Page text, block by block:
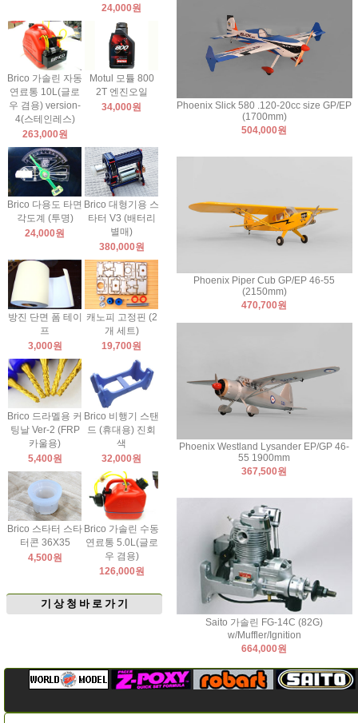
24,000원
Brico 가솔린 자동
연료통 10L(글로
우 겸용) version-
4(스테인레스)
263,000원
Motul 모튤 800
2T 엔진오일
34,000원
Brico 다용도 타면
각도계 (투명)
24,000원
Brico 대형기용 스
타터 V3 (배터리
별매)
380,000원
방진 단면 폼 테이
프
3,000원
캐노피 고정핀 (2
개 세트)
19,700원
Brico 드라멜용 커
팅날 Ver-2 (FRP
카울용)
5,400원
Brico 비행기 스탠
드 (휴대용) 진회
색
32,000원
Brico 스타터 스타
터콘 36X35
4,500원
Brico 가솔린 수동
연료통 5.0L(글로
우 겸용)
126,000원
기 상 청 바 로 가 기
Phoenix Slick 580 .120-20cc size GP/EP
(1700mm)
504,000원
Phoenix Piper Cub GP/EP 46-55
(2150mm)
470,700원
Phoenix Westland Lysander EP/GP 46-
55 1900mm
367,500원
Saito 가솔린 FG-14C (82G)
w/Muffler/Ignition
664,000원